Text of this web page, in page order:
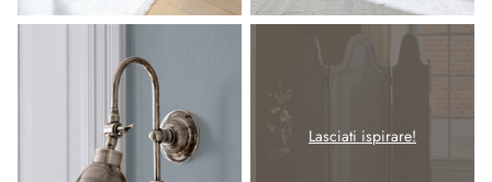
Lasciati ispirare!